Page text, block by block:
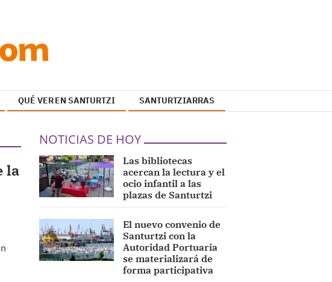
QUÉ VER EN SANTURTZI SANTURTZIARRAS
la
NOTICIAS DE HOY
Las bibliotecas
acercan la lectura y el
ocio infantil a las
plazas de Santurtzi
El nuevo convenio de
Santurtzi con la
Autoridad Portuaria
se materializará de
forma participativa